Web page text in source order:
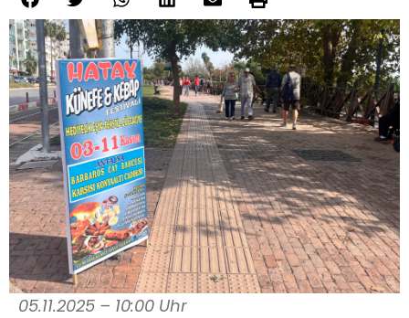
05.11.2025 – 10:00 Uhr